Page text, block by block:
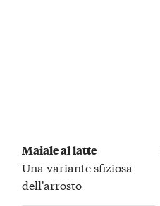
Maiale al latte
Una variante sfiziosa
dell'arrosto